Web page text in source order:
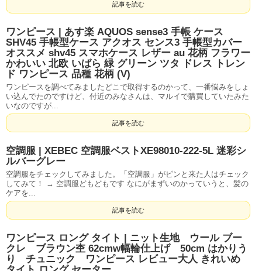
記事を読む
ワンピース | あす楽 AQUOS sense3 手帳 ケース
SHV45 手帳型ケース アクオス センス3 手帳型カバー
オススメ shv45 スマホケース レザー au 花柄 フラワー
かわいい 北欧 いばら 緑 グリーン ツタ ドレス トレン
ド ワンピース 品種 花柄 (V)
ワンピースを調べてみましたどこで取得するのかって、一番悩みをしょ
い込んでたのですけど、付近のみなさんは、マルイで購買していたみた
いなのですが...
記事を読む
空調服 | XEBEC 空調服ベストXE98010-222-5L 迷彩シ
ルバーグレー
空調服をチェックしてみました。「空調服」がピンと来た人はチェック
してみて！ → 空調服どもどもです なにがまずいのかっていうと、髪の
ケアを...
記事を読む
ワンピース ロング タイト | ニット生地 ウール ブー
クレ ブラウン杢 62cmw幅輪仕上げ 50cm はかりう
り チュニック ワンピース レビュー大人 きれいめ